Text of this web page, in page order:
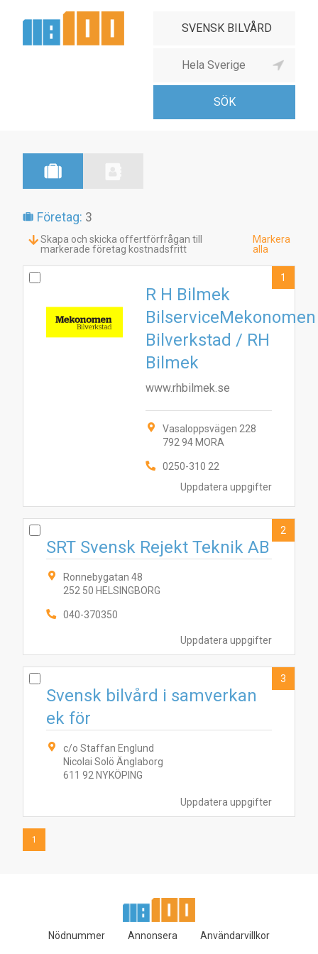
Företag: 3
Skapa och skicka offertförfrågan till
markerade företag kostnadsfritt
Markera
alla
Uppdatera uppgifter
R H Bilmek
BilserviceMekonomen
Bilverkstad / RH
Bilmek
www.rhbilmek.se
Vasaloppsvägen 228
792 94 MORA
0250-310 22
1
Uppdatera uppgifter
SRT Svensk Rejekt Teknik AB
Ronnebygatan 48
252 50 HELSINGBORG
040-370350
2
Uppdatera uppgifter
Svensk bilvård i samverkan
ek för
c/o Staffan Englund
Nicolai Solö Änglaborg
611 92 NYKÖPING
3
1
Nödnummer Annonsera Användarvillkor